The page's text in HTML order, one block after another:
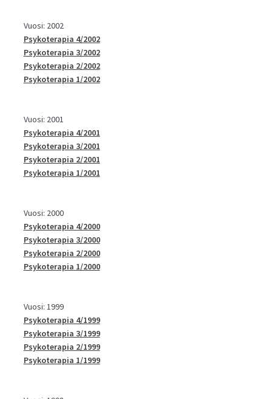
Vuosi: 2002
Psykoterapia 4/2002
Psykoterapia 3/2002
Psykoterapia 2/2002
Psykoterapia 1/2002
Vuosi: 2001
Psykoterapia 4/2001
Psykoterapia 3/2001
Psykoterapia 2/2001
Psykoterapia 1/2001
Vuosi: 2000
Psykoterapia 4/2000
Psykoterapia 3/2000
Psykoterapia 2/2000
Psykoterapia 1/2000
Vuosi: 1999
Psykoterapia 4/1999
Psykoterapia 3/1999
Psykoterapia 2/1999
Psykoterapia 1/1999